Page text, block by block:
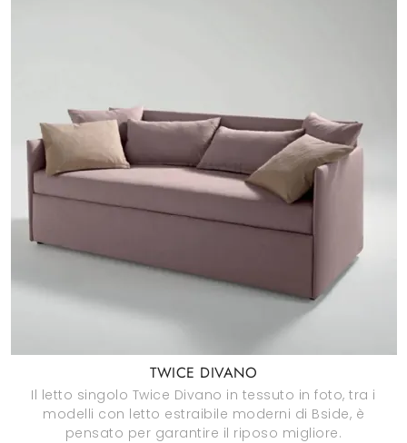
TWICE DIVANO
Il letto singolo Twice Divano in tessuto in foto, tra i
modelli con letto estraibile moderni di Bside, è
pensato per garantire il riposo migliore.